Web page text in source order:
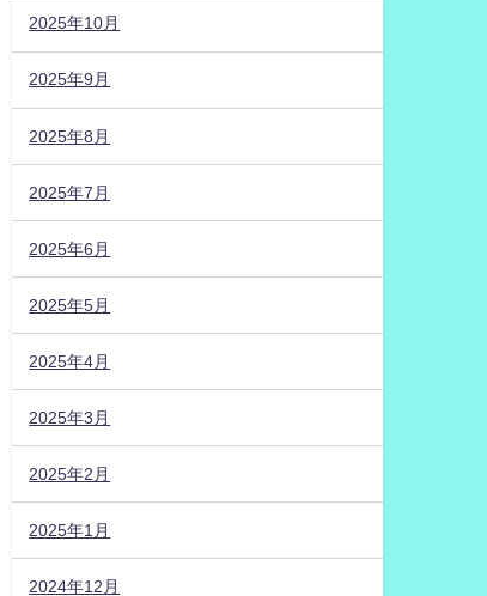
2025年10月
2025年9月
2025年8月
2025年7月
2025年6月
2025年5月
2025年4月
2025年3月
2025年2月
2025年1月
2024年12月